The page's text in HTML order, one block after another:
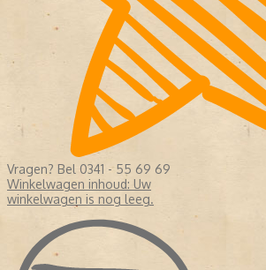
Vragen? Bel 0341 - 55 69 69
Winkelwagen inhoud: Uw
winkelwagen is nog leeg.